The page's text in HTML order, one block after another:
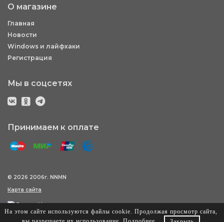
О магазине
Главная
Новости
Windows и лайфхаки
Регистрация
Мы в соцсетях
Принимаем к оплате
© 2026 2006г. NNMN
Карта сайта
На этом сайте используются файлы cookie. Продолжая просмотр сайта,